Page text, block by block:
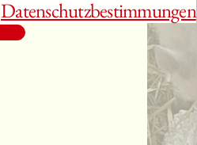
Datenschutzbestimmungen